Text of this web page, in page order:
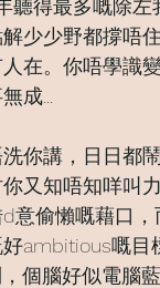
聽得最多嘅除
少少野都撐唔
在。你唔學識
成...
你講，日日都
又知唔知咩叫
意偷懶嘅藉口
ambitious嘅目
個腦好似電腦